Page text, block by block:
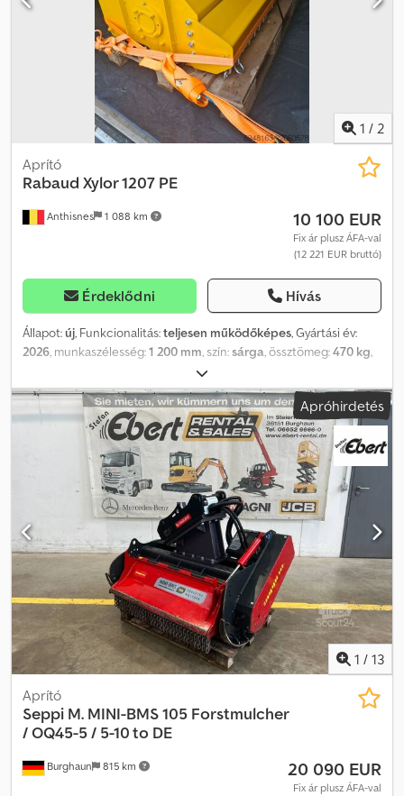
Fék: Teljesen fékezett alváz és kézifék Szállítás futárral
megoldható, ennek költségeit a vevőnek kell fedeznie.
Változtatások, hibák és közben történt eladás jogát fenntartjuk. =
További információ = További információért vegye fel a
kapcsolatot Timm Freese úrral.
1 / 2
Anthisnes 1 088 km
Aprító
Rabaud Xylor 1207 PE
10 100 EUR
Fix ár plusz ÁFA-val
(12 221 EUR bruttó)
Érdeklődni Hívás
Állapot:új, Funkcionalitás:teljesen működőképes, Gyártási év:
2026, munkaszélesség:1 200 mm, szín:sárga, össztömeg:470 kg,
, Rabaud Xylor 1207 erdészeti mulcsozó eladó.
Hidraulikus zúzó kotrógépre szerelhető, ideális bozótirtáshoz,
szederinda, fiatal hajtások és ágak aprításához. Munkaszélessége
kb. 1,20 m, mozgó kalapácsokkal felszerelt. 6–9 tonnás
kotrógépekhez alkalmas. Csak alaplappal eladó; a géphez
szükséges csatlakozót külön kell biztosítani. Masszív, nagy
teljesítményű gép erdészeti munkákhoz, rézsűk, útpadkák és
nehezen megközelíthető területek karbantartásához.
Dcedpjzbivcofx Antjk
Apróhirdetés
1 / 13
Burghaun 815 km
Aprító
Seppi M. MINI-BMS 105 Forstmulcher
/ OQ45-5 / 5-10 to DE
20 090 EUR
Fix ár plusz ÁFA-val